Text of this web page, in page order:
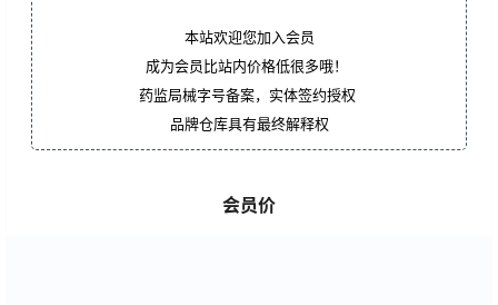
本站欢迎您加入会员
成为会员比站内价格低很多哦！
药监局械字号备案，实体签约授权
品牌仓库具有最终解释权
会员价